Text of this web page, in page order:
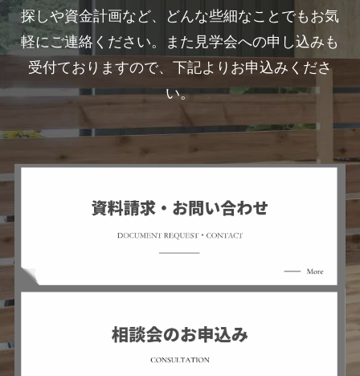
探しや資金計画など、どんな些細なことでもお気
軽にご連絡ください。また見学会への申し込みも
受付ておりますので、下記よりお申込みくださ
い。